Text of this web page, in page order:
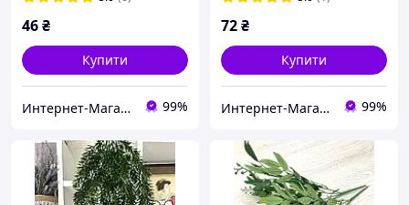
46₴
Купити
Интернет-Магазин искусственных цветов Kvitochky 99%
72₴
Купити
Интернет-Магазин искусственных цветов Kvitochky 99%